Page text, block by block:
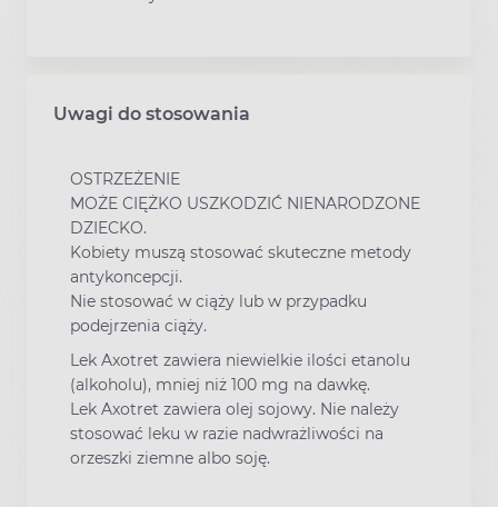
Uwagi do stosowania
OSTRZEŻENIE
MOŻE CIĘŻKO USZKODZIĆ NIENARODZONE
DZIECKO.
Kobiety muszą stosować skuteczne metody
antykoncepcji.
Nie stosować w ciąży lub w przypadku
podejrzenia ciąży.
Lek Axotret zawiera niewielkie ilości etanolu
(alkoholu), mniej niż 100 mg na dawkę.
Lek Axotret zawiera olej sojowy. Nie należy
stosować leku w razie nadwrażliwości na
orzeszki ziemne albo soję.